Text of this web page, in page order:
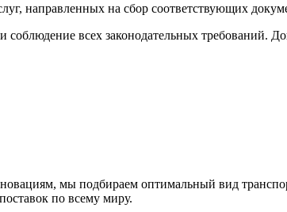
направленных на сбор соответствующих
соблюдение всех законодательных требований.
мы подбираем оптимальный вид
по всему миру.